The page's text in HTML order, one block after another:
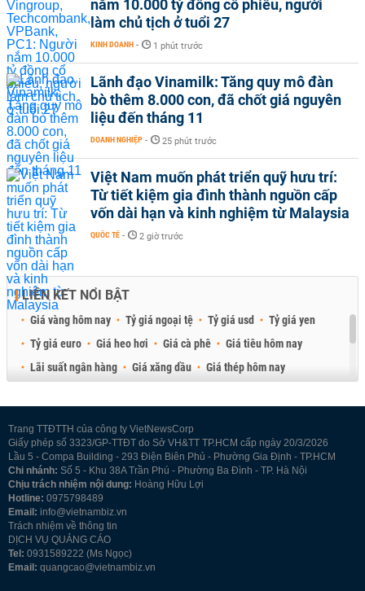
nắm 10.000 tỷ đồng cổ phiếu, người
làm chủ tịch ở tuổi 27
KINH DOANH - 1 phút trước
Lãnh đạo Vinamilk: Tăng quy mô đàn
bò thêm 8.000 con, đã chốt giá nguyên
liệu đến tháng 11
DOANH NGHIỆP - 25 phút trước
Việt Nam muốn phát triển quỹ hưu trí:
Từ tiết kiệm gia đình thành nguồn cấp
vốn dài hạn và kinh nghiệm từ Malaysia
QUỐC TẾ - 2 giờ trước
LIÊN KẾT NỔI BẬT
Giá vàng hôm nay Tỷ giá ngoại tệ Tỷ giá usd
Tỷ giá yen
Tỷ giá euro
Giá heo hơi Giá cà phê
Giá tiêu hôm nay
Lãi suất ngân hàng
Giá xăng dầu
Giá thép hôm nay
Trang TTĐTTH của công ty VietNewsCorp
Giấy phép số 3323/GP-TTĐT do Sở VH&TT TP.HCM cấp ngày 20/3/2026
Lầu 5 - Compa Building - 293 Điện Biên Phủ - Phường Gia Định - TP.HCM
Chi nhánh: Số 5 - Khu 38A Trần Phú - Phường Ba Đình - TP. Hà Nội
Chịu trách nhiệm nội dung: Hoàng Hữu Lợi
Hotline: 0975798489
Email: info@vietnambiz.vn
Trách nhiệm về thông tin
DỊCH VỤ QUẢNG CÁO
Tel: 0931589222 (Ms Ngọc)
Email: quangcao@vietnambiz.vn